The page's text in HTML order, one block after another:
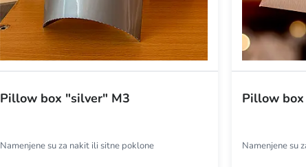
Pillow box "silver" M3
Namenjene su za nakit ili sitne poklone
Pillow
Namenjene su